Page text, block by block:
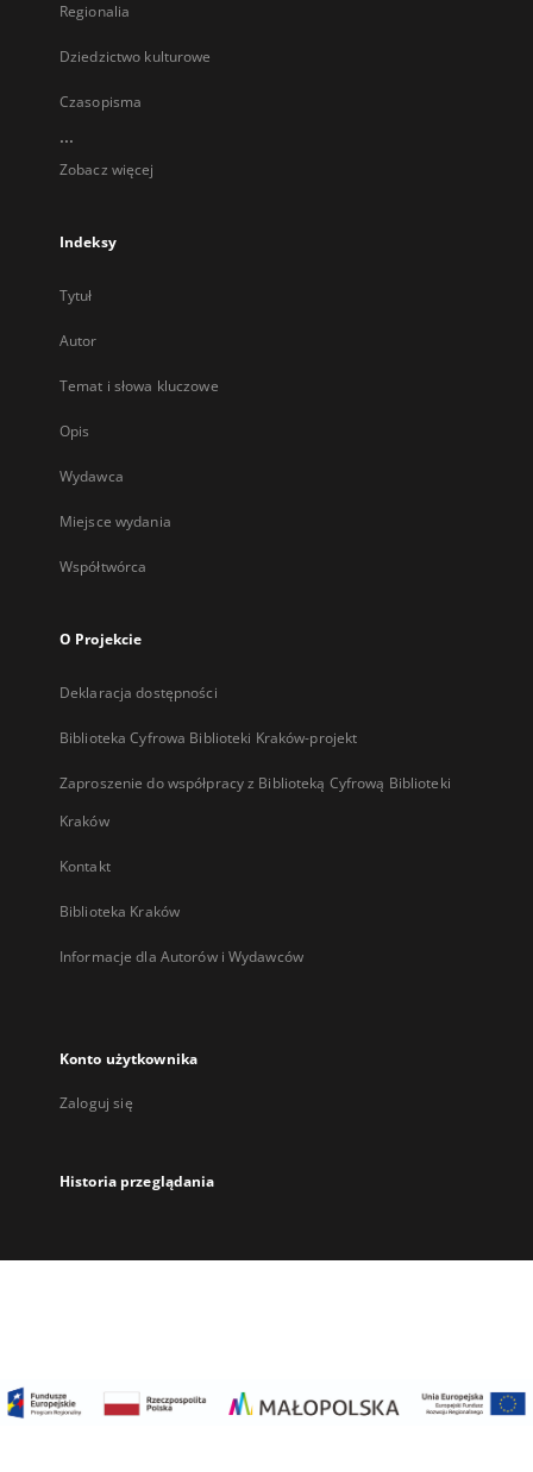
Regionalia
Dziedzictwo kulturowe
Czasopisma
...
Zobacz więcej
Indeksy
Tytuł
Autor
Temat i słowa kluczowe
Opis
Wydawca
Miejsce wydania
Współtwórca
O Projekcie
Deklaracja dostępności
Biblioteka Cyfrowa Biblioteki Kraków-projekt
Zaproszenie do współpracy z Biblioteką Cyfrową Biblioteki
Kraków
Kontakt
Biblioteka Kraków
Informacje dla Autorów i Wydawców
Konto użytkownika
Zaloguj się
Historia przeglądania